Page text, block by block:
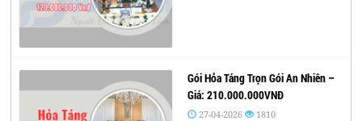
Gói Hỏa Táng Trọn Gói An Nhiên –
Giá: 210.000.000VNĐ
27-04-2026 1810